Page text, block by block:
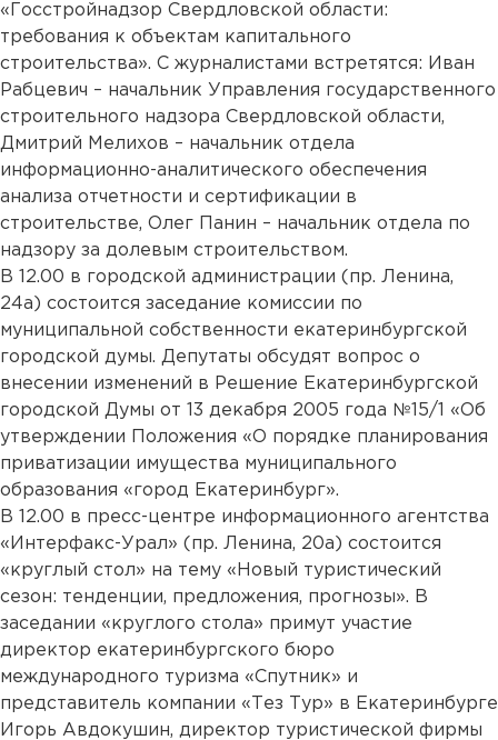
«Госстройнадзор Свердловской области:
требования к объектам капитального
строительства». С журналистами встретятся: Иван
Рабцевич – начальник Управления государственного
строительного надзора Свердловской области,
Дмитрий Мелихов – начальник отдела
информационно-аналитического обеспечения
анализа отчетности и сертификации в
строительстве, Олег Панин – начальник отдела по
надзору за долевым строительством.
В 12.00 в городской администрации (пр. Ленина,
24а) состоится заседание комиссии по
муниципальной собственности екатеринбургской
городской думы. Депутаты обсудят вопрос о
внесении изменений в Решение Екатеринбургской
городской Думы от 13 декабря 2005 года №15/1 «Об
утверждении Положения «О порядке планирования
приватизации имущества муниципального
образования «город Екатеринбург».
В 12.00 в пресс-центре информационного агентства
«Интерфакс-Урал» (пр. Ленина, 20а) состоится
«круглый стол» на тему «Новый туристический
сезон: тенденции, предложения, прогнозы». В
заседании «круглого стола» примут участие
директор екатеринбургского бюро
международного туризма «Спутник» и
представитель компании «Тез Тур» в Екатеринбурге
Игорь Авдокушин, директор туристической фирмы